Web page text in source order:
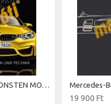
BMW DIE SCHÖNSTEN MODELLE
19 900 Ft